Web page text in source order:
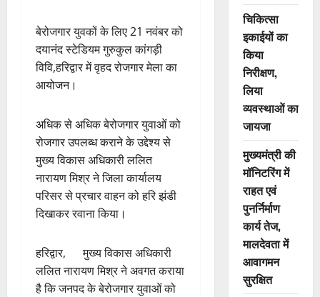
बेरोजगार युवकों के लिए 21 नवंबर को
दयानंद स्टेडियम गुरुकुल कांगड़ी
विवि,हरिद्वार में वृहद रोजगार मेला का
आयोजन।
अधिक से अधिक बेरोजगार युवाओं को
रोजगार उपलब्ध कराने के उद्देश्य से
मुख्य विकास अधिकारी ललित
नारायण मिश्र ने जिला कार्यालय
परिसर से प्रचार वाहन को हरि झंडी
दिखाकर रवाना किया।
हरिद्वार, मुख्य विकास अधिकारी
ललित नारायण मिश्र ने अवगत कराया
है कि जनपद के बेरोजगार युवाओं को
चिकित्सा
इकाईयों का
किया
निरीक्षण,
लिया
व्यवस्थाओं का
जायजा
मुख्यमंत्री की
मॉनिटरिंग में
राहत एवं
पुनर्निर्माण
कार्य तेज,
मालदेवता में
आवागमन
सुरक्षित